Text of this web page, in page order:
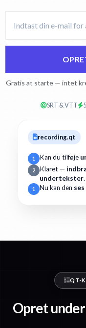
Gratis at starte — intet
SRT & VTT
recording.qt
1 Kan du tilføje
2 Klaret —
undertekster.
1 Nu kan den
QT-
Opret